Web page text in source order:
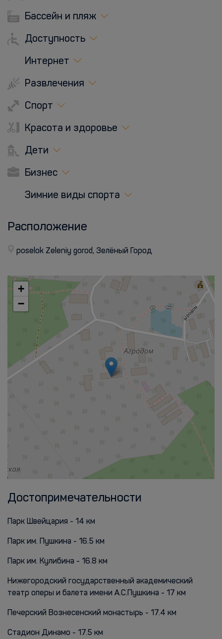
Бассейн и пляж
Доступность
Интернет
Развлечения
Спорт
Красота и здоровье
Дети
Бизнес
Зимние виды спорта
Расположение
poselok Zeleniy gorod, Зелёный Город
+
−
Достопримечательности
Парк Швейцария - 14 км
Парк им. Пушкина - 16.5 км
Парк им. Кулибина - 16.8 км
Нижегородский государственный академический
театр оперы и балета имени А.С.Пушкина - 17 км
Печерский Вознесенский монастырь - 17.4 км
Стадион Динамо - 17.5 км